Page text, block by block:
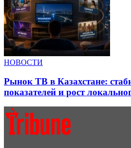
НОВОСТИ
Рынок ТВ в Казахстане:
показателей и рост